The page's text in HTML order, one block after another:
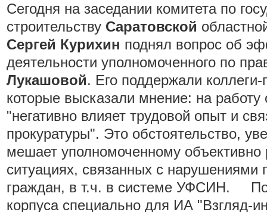
Сегодня на заседании комитета по
строительству Саратовской
Сергей Курихин поднял вопрос об
деятельности уполномоченного по
Лукашовой. Его поддержали
которые высказали мнение: на
"негативно влияет трудовой опыт и
прокуратуры". Это обстоятельство,
мешает уполномоченному объективно
ситуациях, связанных с нарушениями
граждан, в т.ч. в системе УФСИН.
корпуса специально для ИА "Взгляд-